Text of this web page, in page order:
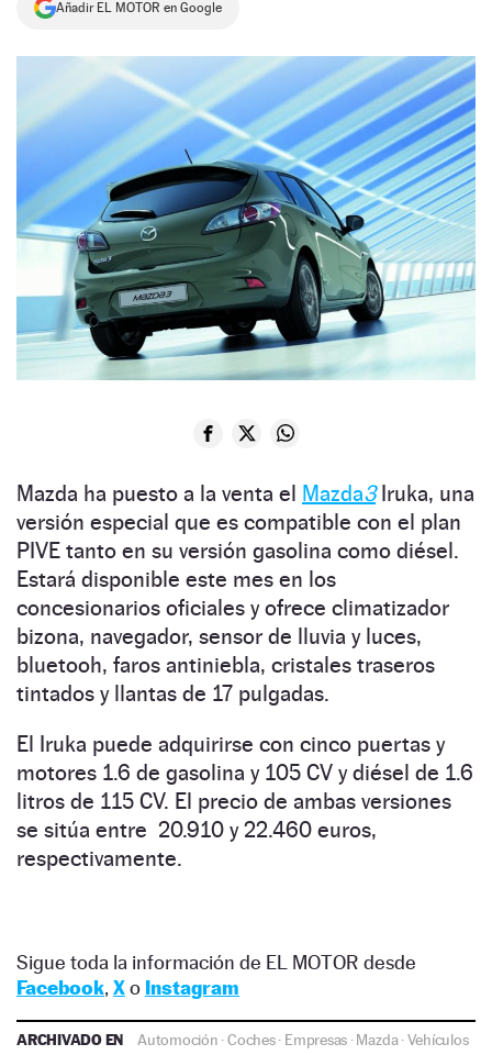
Añadir EL MOTOR en Google
Mazda ha puesto a la venta el Mazda3Iruka, una
versión especial que es compatible con el plan
PIVE tanto en su versión gasolina como diésel.
Estará disponible este mes en los
concesionarios oficiales y ofrece climatizador
bizona, navegador, sensor de lluvia y luces,
bluetooh, faros antiniebla, cristales traseros
tintados y llantas de 17 pulgadas.
El Iruka puede adquirirse con cinco puertas y
motores 1.6 de gasolina y 105 CV y diésel de 1.6
litros de 115 CV. El precio de ambas versiones
se sitúa entre 20.910 y 22.460 euros,
respectivamente.
Sigue toda la información de EL MOTOR desde
Facebook, Xo Instagram
ARCHIVADO EN Automoción ·Coches· Empresas ·Mazda·Vehículos